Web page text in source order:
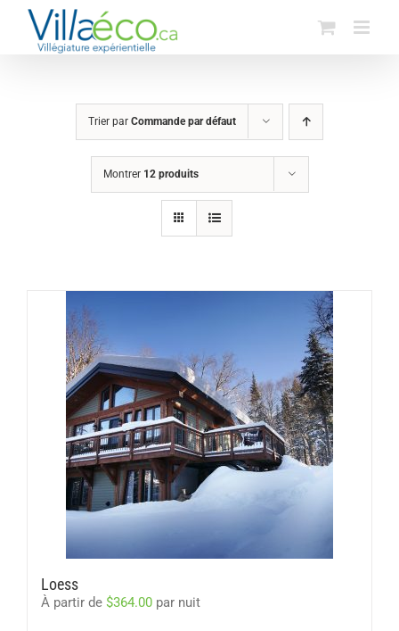
Passer
contenu
Trier par Commande par défaut
Montrer 12 produits
Loess
À partir de $364.00 par nuit